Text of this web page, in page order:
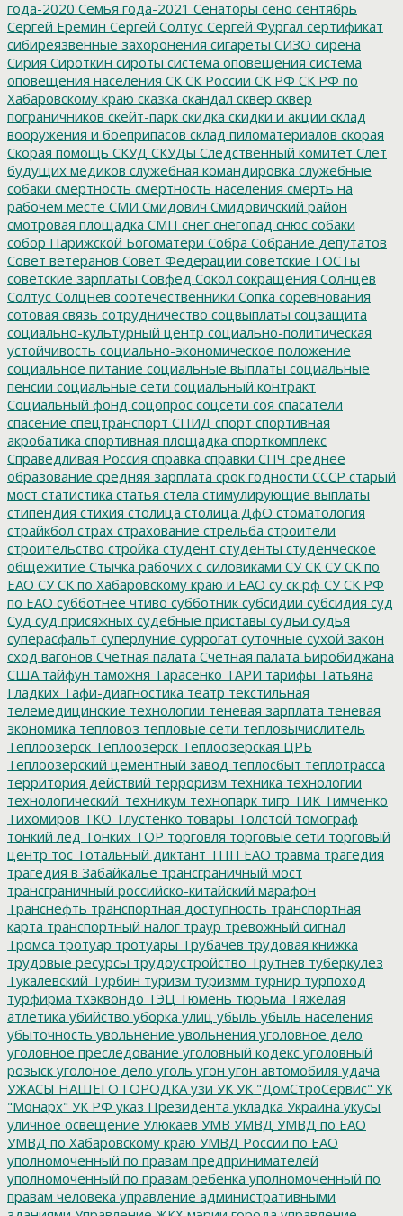
года-2020 Семья года-2021 Сенаторы сено сентябрь
Сергей Ерёмин Сергей Солтус Сергей Фургал сертификат
сибиреязвенные захоронения сигареты СИЗО сирена
Сирия Сироткин сироты система оповещения система
оповещения населения СК СК России СК РФ СК РФ по
Хабаровскому краю сказка скандал сквер сквер
пограничников скейт-парк скидка скидки и акции склад
вооружения и боеприпасов склад пиломатериалов скорая
Скорая помощь СКУД СКУДы Следственный комитет Слет
будущих медиков служебная командировка служебные
собаки смертность смертность населения смерть на
рабочем месте СМИ Смидович Смидовичский район
смотровая площадка СМП снег снегопад снюс собаки
собор Парижской Богоматери Собра Собрание депутатов
Совет ветеранов Совет Федерации советские ГОСТы
советские зарплаты Совфед Сокол сокращения Солнцев
Солтус Солцнев соотечественники Сопка соревнования
сотовая связь сотрудничество соцвыплаты соцзащита
социально-культурный центр социально-политическая
устойчивость социально-экономическое положение
социальное питание социальные выплаты социальные
пенсии социальные сети социальный контракт
Социальный фонд соцопрос соцсети соя спасатели
спасение спецтранспорт СПИД спорт спортивная
акробатика спортивная площадка спорткомплекс
Справедливая Россия справка справки СПЧ среднее
образование средняя зарплата срок годности СССР старый
мост статистика статья стела стимулирующие выплаты
стипендия стихия столица столица ДфО стоматология
страйкбол страх страхование стрельба строители
строительство стройка студент студенты студенческое
общежитие Стычка рабочих с силовиками СУ СК СУ СК по
ЕАО СУ СК по Хабаровскому краю и ЕАО су ск рф СУ СК РФ
по ЕАО субботнее чтиво субботник субсидии субсидия суд
Суд суд присяжных судебные приставы судьи судья
суперасфальт суперлуние суррогат суточные сухой закон
сход вагонов Счетная палата Счетная палата Биробиджана
США тайфун таможня Тарасенко ТАРИ тарифы Татьяна
Гладких Тафи-диагностика театр текстильная
телемедицинские технологии теневая зарплата теневая
экономика тепловоз тепловые сети тепловычислитель
Теплоозёрск Теплоозерск Теплоозёрская ЦРБ
Теплоозерский цементный завод теплосбыт теплотрасса
территория действий терроризм техника технологии
технологический_техникум технопарк тигр ТИК Тимченко
Тихомиров ТКО Тлустенко товары Толстой томограф
тонкий лед Тонких ТОР торговля торговые сети торговый
центр тос Тотальный диктант ТПП ЕАО травма трагедия
трагедия в Забайкалье трансграничный мост
трансграничный российско-китайский марафон
Транснефть транспортная доступность транспортная
карта транспортный налог траур тревожный сигнал
Тромса тротуар тротуары Трубачев трудовая книжка
трудовые ресурсы трудоустройство Трутнев туберкулез
Тукалевский Турбин туризм туризмм турнир турпоход
турфирма тхэквондо ТЭЦ Тюмень тюрьма Тяжелая
атлетика убийство уборка улиц убыль убыль населения
убыточность увольнение увольнения уголовное дело
уголовное преследование уголовный кодекс уголовный
розыск уголоное дело уголь угон угон автомобиля удача
УЖАСЫ НАШЕГО ГОРОДКА узи УК УК "ДомСтроСервис" УК
"Монарх" УК РФ указ Президента укладка Украина укусы
уличное освещение Улюкаев УМВ УМВД УМВД по ЕАО
УМВД по Хабаровскому краю УМВД России по ЕАО
уполномоченный по правам предпринимателей
уполномоченный по правам ребенка уполномоченный по
правам человека управление административными